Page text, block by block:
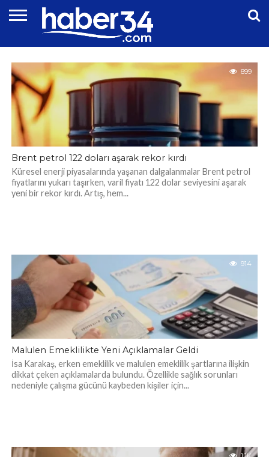
EKONOMI
899
Brent petrol 122 doları aşarak rekor kırdı
Küresel enerji piyasalarında yaşanan dalgalanmalar Brent petrol
fiyatlarını yukarı taşırken, varil fiyatı 122 dolar seviyesini aşarak
yeni bir rekor kırdı. Artış, hem...
914
Malulen Emeklilikte Yeni Açıklamalar Geldi
İsa Karakaş, erken emeklilik ve malulen emeklilik şartlarına ilişkin
dikkat çeken açıklamalarda bulundu. Özellikle sağlık sorunları
nedeniyle çalışma gücünü kaybeden kişiler için...